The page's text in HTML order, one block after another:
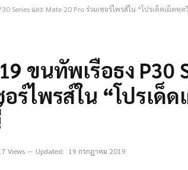
Series และ Mate 20 Pro ร่วมเซอร์ไพรส์ใน “โปรเด็ดเผ็ดทุ
ขนทัพเรือธง P30
ร์ไพรส์ใน “โปรเด็
Views Updated: 19 กรกฎาคม 2019